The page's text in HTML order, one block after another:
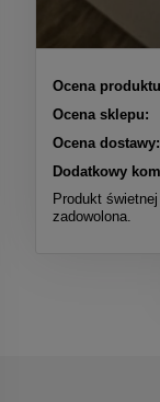
Ocena
Ocena sklepu:
Ocena dostawy:
Dodatkowy
Produkt
zadowolona.